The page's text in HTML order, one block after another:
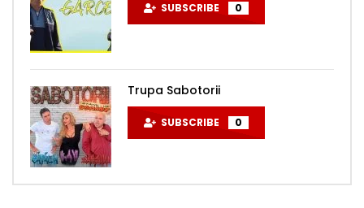
SUBSCRIBE 0
Trupa Sabotorii
SUBSCRIBE 0